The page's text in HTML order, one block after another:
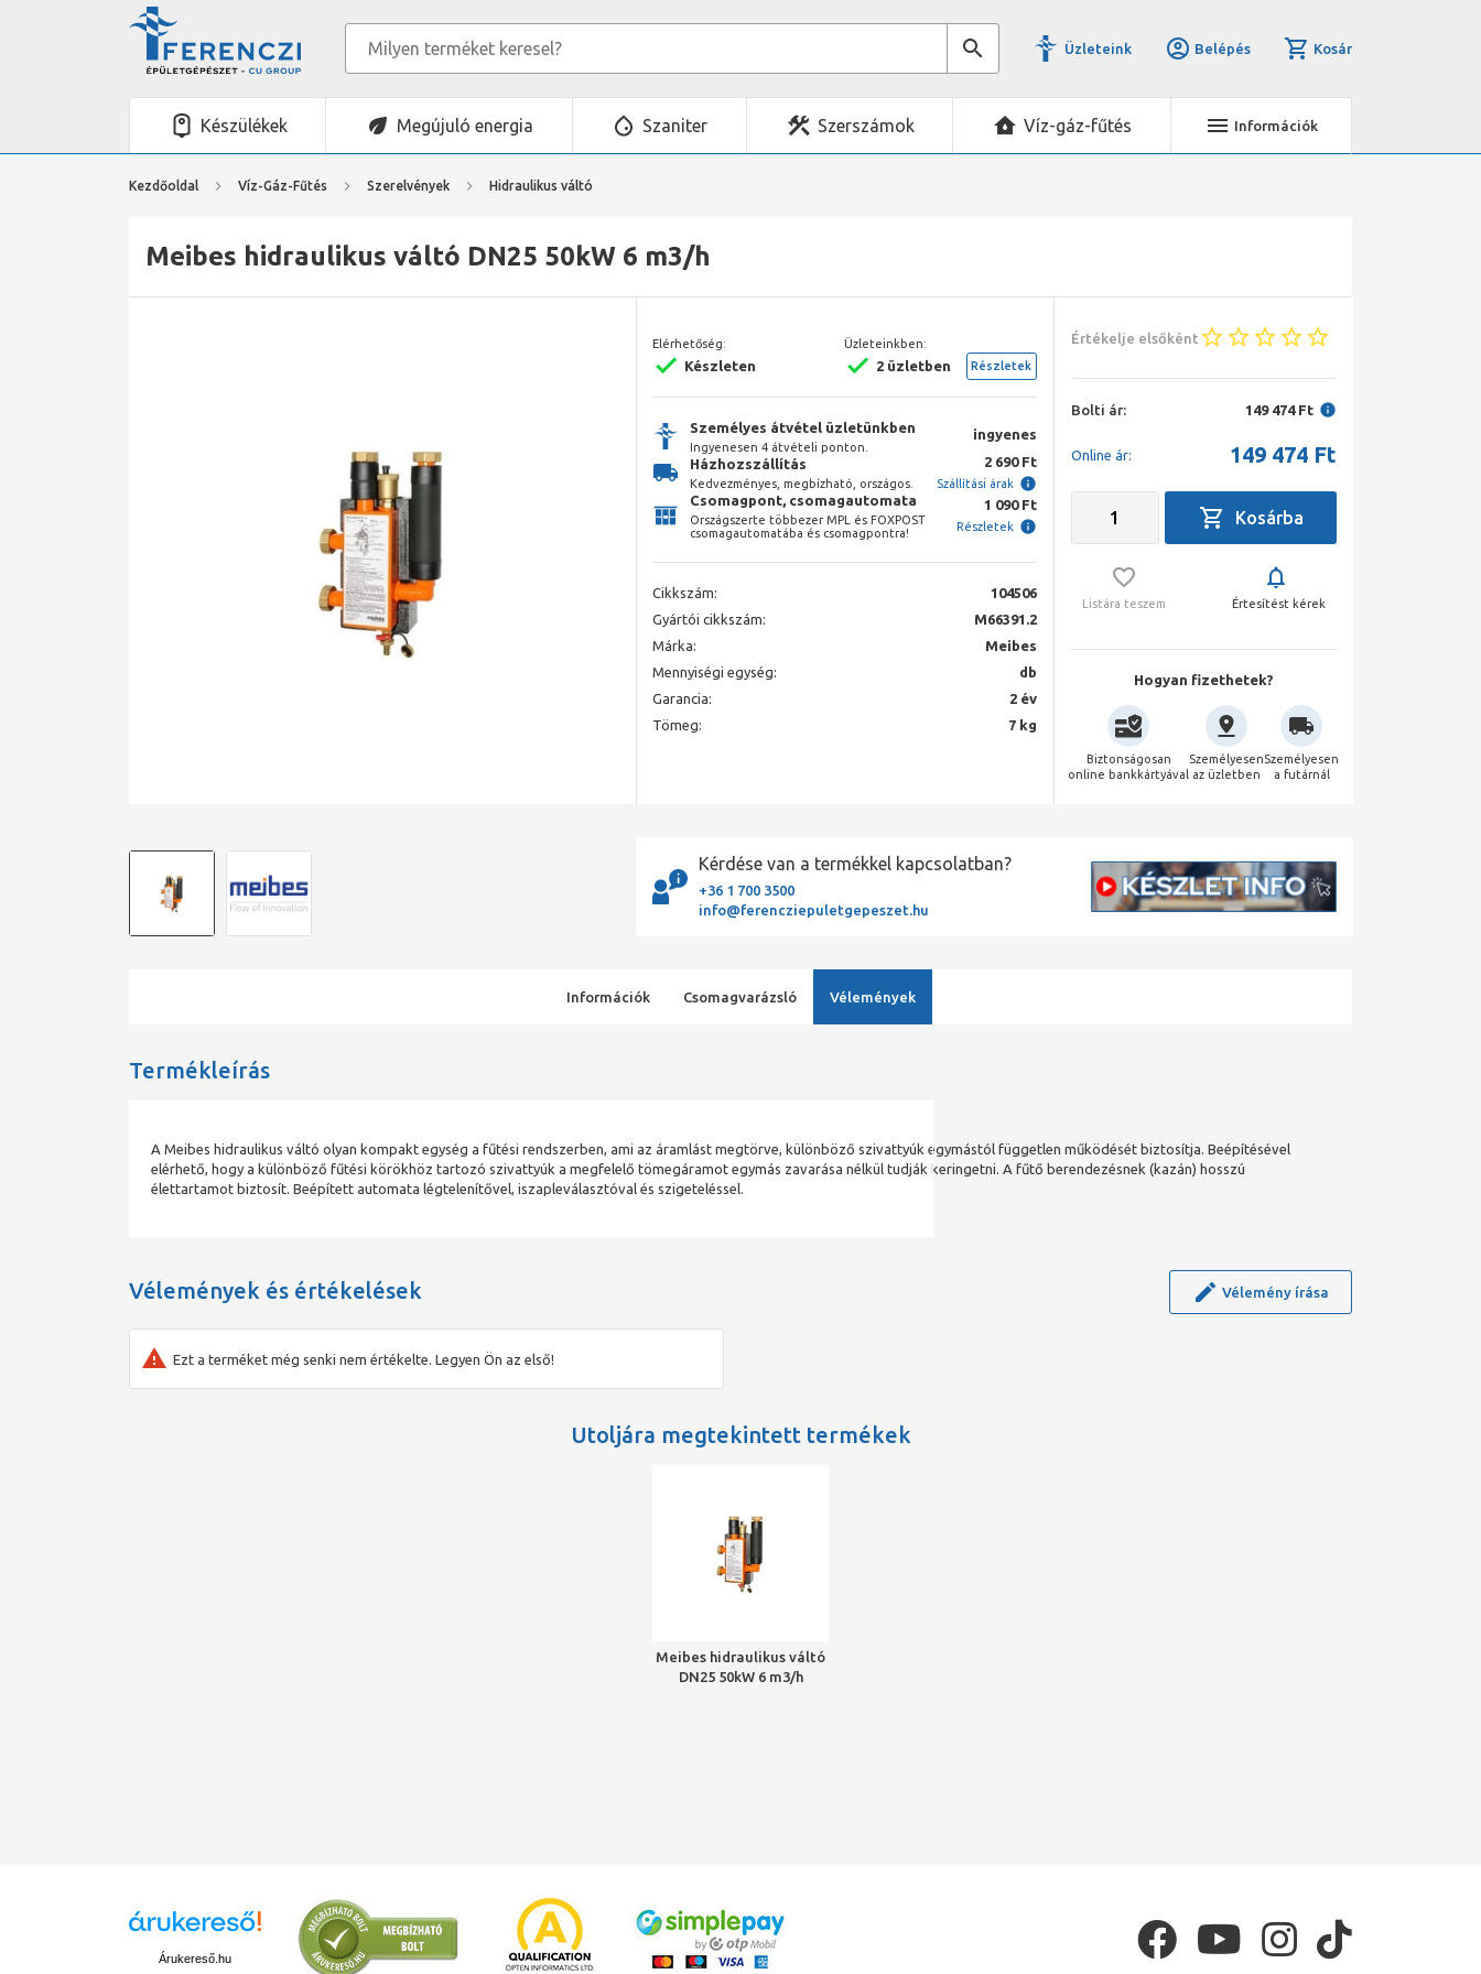
Üzleteink Belépés Kosár
Készülékek Megújuló energia Szaniter Szerszámok Víz-gáz-fűtés Információk
Kezdőoldal Víz-Gáz-Fűtés Szerelvények Hidraulikus váltó
Meibes hidraulikus váltó DN25 50kW 6 m3/h
Elérhetőség:
Készleten
Üzleteinkben:
2 üzletben Részletek
Személyes átvétel üzletünkben
Ingyenesen 4 átvételi ponton.
ingyenes
Házhozszállítás
Kedvezményes, megbízható, országos.
2 690 Ft
Szállítási árak
Csomagpont, csomagautomata
Országszerte többezer MPL és FOXPOST
csomagautomatába és csomagpontra!
1 090 Ft
Részletek
Cikkszám:
104506
Gyártói cikkszám:
M66391.2
Márka:
Meibes
Mennyiségi egység:
db
Garancia:
2 év
Tömeg:
7 kg
Értékelje elsőként
Bolti ár: 149 474 Ft
Online ár: 149 474 Ft
Listára teszem Értesítést kérek
Hogyan fizethetek?
Biztonságosan
online bankkártyával
Személyesen
az üzletben
Személyesen
a futárnál
Kérdése van a termékkel kapcsolatban?
+36 1 700 3500
info@ferencziepuletgepeszet.hu
Információk Csomagvarázsló Vélemények
Termékleírás
A Meibes hidraulikus váltó olyan kompakt egység a fűtési rendszerben, ami az áramlást megtörve, különböző szivattyúk egymástól független működését biztosítja. Beépítésével
elérhető, hogy a különböző fűtési körökhöz tartozó szivattyúk a megfelelő tömegáramot egymás zavarása nélkül tudják keringetni. A fűtő berendezésnek (kazán) hosszú
élettartamot biztosít. Beépített automata légtelenítővel, iszapleválasztóval és szigeteléssel.
Vélemények és értékelések Vélemény írása
Ezt a terméket még senki nem értékelte. Legyen Ön az első!
Utoljára megtekintett termékek
Meibes hidraulikus váltó
DN25 50kW 6 m3/h
Árukereső.hu